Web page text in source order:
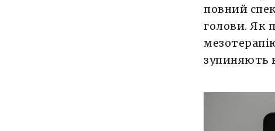
повний
голови. Як
зупиняють